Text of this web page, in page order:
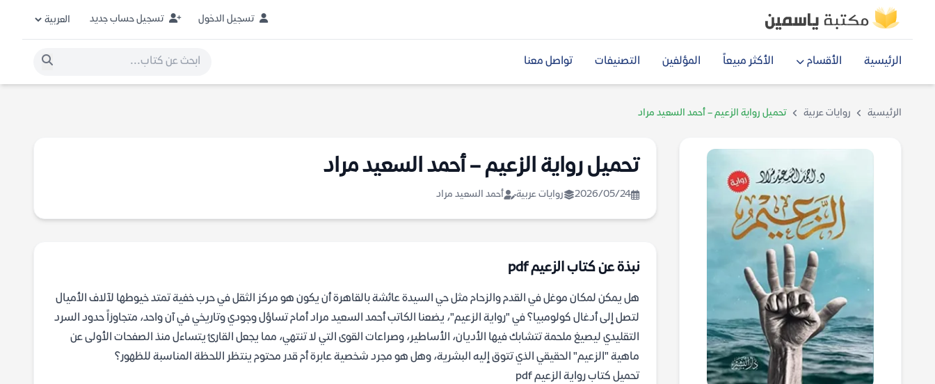
تسجيل الدخول تسجيل حساب جديد
الرئيسية الأقسام الأكثر مبيعاً المؤلفين التصنيفات تواصل معنا
الرئيسية روايات عربية تحميل رواية الزعيم – أحمد السعيد مراد
تحميل رواية الزعيم – أحمد السعيد مراد
2026/05/24 روايات عربية أحمد السعيد مراد
نبذة عن كتاب الزعيم pdf
هل يمكن لمكان موغل في القدم والزحام مثل حي السيدة عائشة بالقاهرة أن يكون هو مركز الثقل في حرب خفية تمتد خيوطها لآلاف الأميال
لتصل إلى أدغال كولومبيا؟ في "رواية الزعيم"، يضعنا الكاتب أحمد السعيد مراد أمام تساؤل وجودي وتاريخي في آن واحد، متجاوزاً حدود السرد
التقليدي ليصيغ ملحمة تتشابك فيها الأديان، الأساطير، وصراعات القوى التي لا تنتهي، مما يجعل القارئ يتساءل منذ الصفحات الأولى عن
ماهية "الزعيم" الحقيقي الذي تتوق إليه البشرية، وهل هو مجرد شخصية عابرة أم قدر محتوم ينتظر اللحظة المناسبة للظهور؟
تحميل كتاب رواية الزعيم pdf